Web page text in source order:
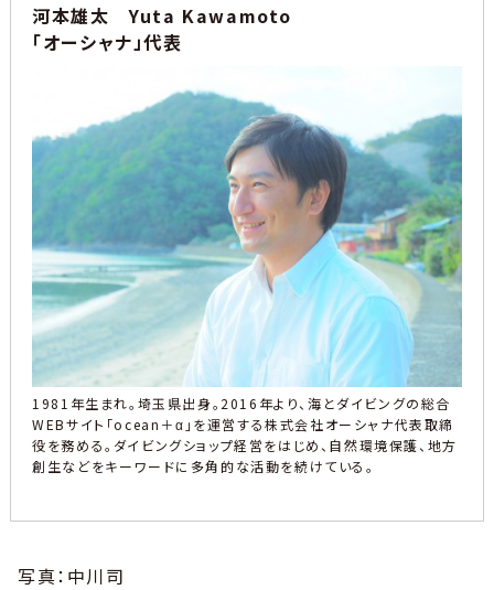
河本雄太 Yuta Kawamoto
「オーシャナ」代表
1981年生まれ。埼玉県出身。2016年より、海とダイビングの総合
WEBサイト「ocean＋α」を運営する株式会社オーシャナ代表取締
役を務める。ダイビングショップ経営をはじめ、自然環境保護、地方
創生などをキーワードに多角的な活動を続けている。
写真：中川司